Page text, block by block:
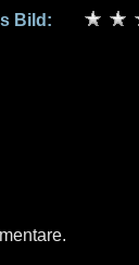
Bild: